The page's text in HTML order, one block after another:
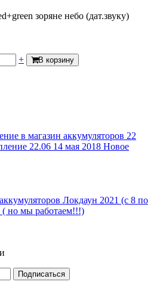
зоряне небо (дат.звуку)
В корзину
22.06 14 мая 2018 Новое
но мы работаем!!!)
Подписаться